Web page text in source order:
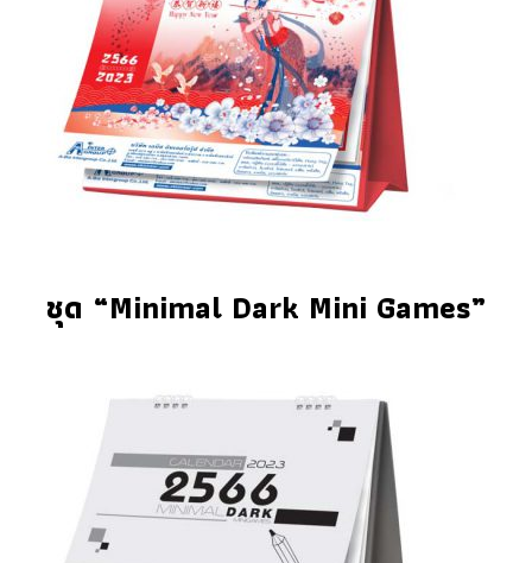
ชุด “Minimal Dark Mini Games”